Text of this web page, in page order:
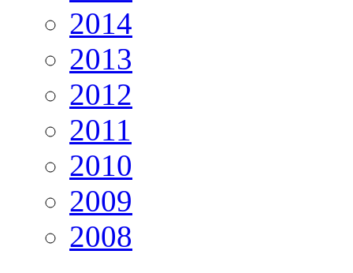
2014
2013
2012
2011
2010
2009
2008